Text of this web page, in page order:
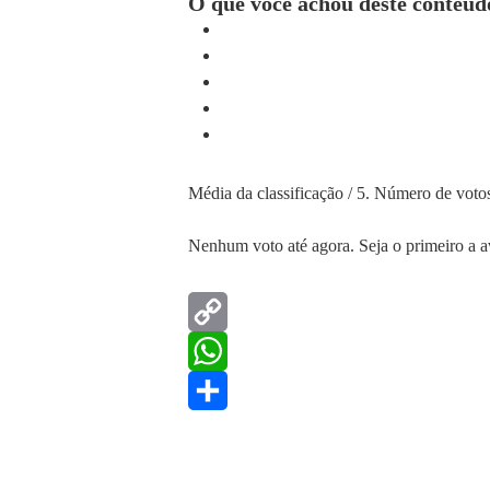
Média da classificação / 5. Número de
Nenhum voto até agora. Seja o primeiro a
Copy
Link
WhatsApp